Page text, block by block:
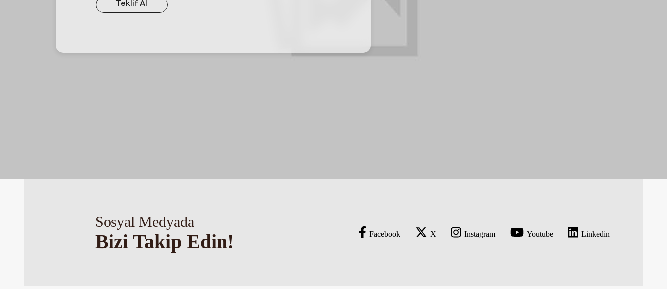
Teklif Al
Sosyal Medyada
Bizi Takip Edin! Facebook X Instagram Youtube Linkedin